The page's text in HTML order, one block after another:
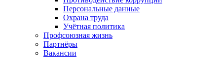
Персональные данные
Охрана труда
Учётная политика
Профсоюзная жизнь
Партнёры
Вакансии